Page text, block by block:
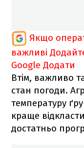
Якщо
важливі
Google Додати
Втім, важливо
стан погоди.
температуру
краще
достатньо